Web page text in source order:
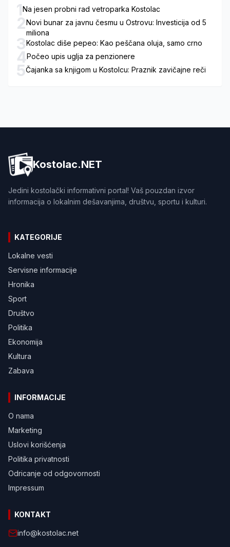
1Na jesen probni rad vetroparka Kostolac
2Novi bunar za javnu česmu u Ostrovu: Investicija od 5
miliona
3Kostolac diše pepeo: Kao peščana oluja, samo crno
4Počeo upis uglja za penzionere
5Čajanka sa knjigom u Kostolcu: Praznik zavičajne reči
Kostolac.NET
Jedini kostolački informativni portal! Vaš pouzdan izvor
informacija o lokalnim dešavanjima, društvu, sportu i kulturi.
KATEGORIJE
Lokalne vesti
Servisne informacije
Hronika
Sport
Društvo
Politika
Ekonomija
Kultura
Zabava
INFORMACIJE
O nama
Marketing
Uslovi korišćenja
Politika privatnosti
Odricanje od odgovornosti
Impressum
KONTAKT
info@kostolac.net